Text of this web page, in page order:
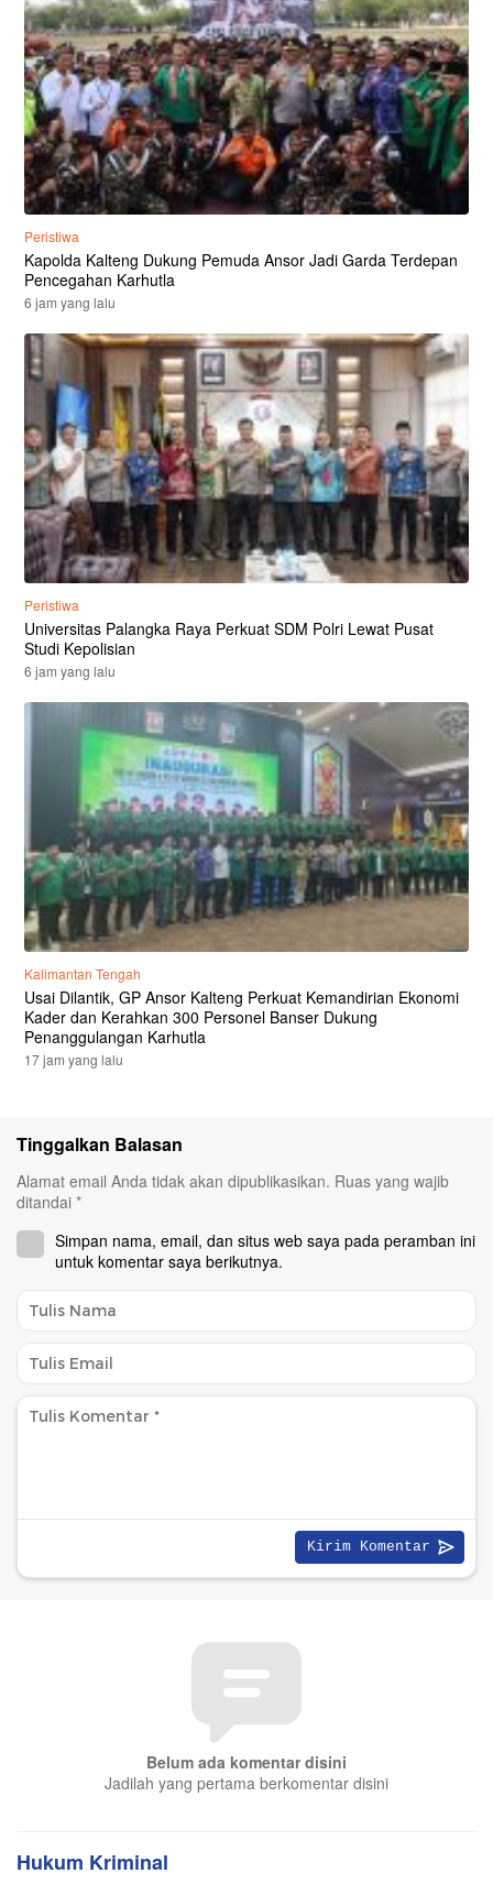
Peristiwa
Kapolda Kalteng Dukung Pemuda Ansor Jadi Garda Terdepan
Pencegahan Karhutla
6 jam yang lalu
Peristiwa
Universitas Palangka Raya Perkuat SDM Polri Lewat Pusat
Studi Kepolisian
6 jam yang lalu
Kalimantan Tengah
Usai Dilantik, GP Ansor Kalteng Perkuat Kemandirian Ekonomi
Kader dan Kerahkan 300 Personel Banser Dukung
Penanggulangan Karhutla
17 jam yang lalu
Tinggalkan Balasan
Alamat email Anda tidak akan dipublikasikan. Ruas yang wajib
ditandai *
Simpan nama, email, dan situs web saya pada peramban ini
untuk komentar saya berikutnya.
Belum ada komentar disini
Jadilah yang pertama berkomentar disini
Hukum Kriminal